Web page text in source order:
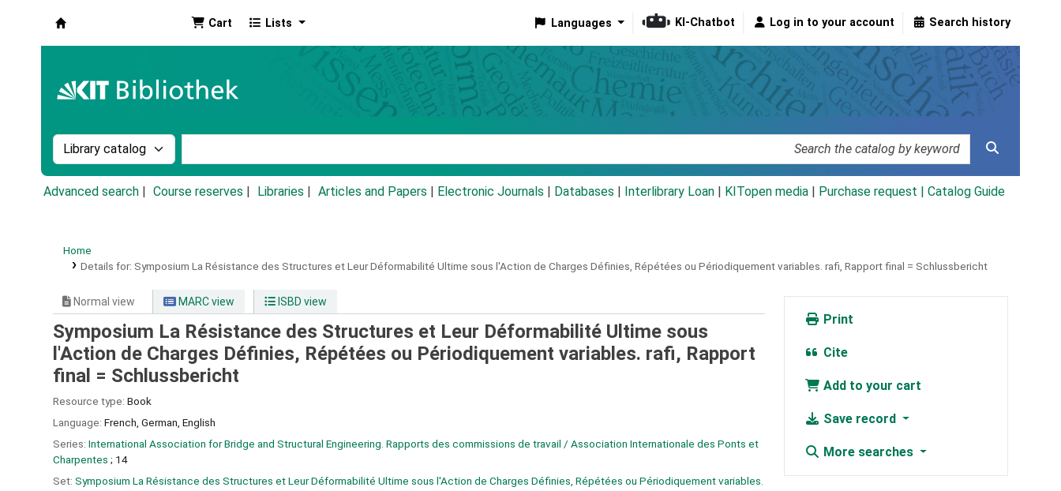
Cart Lists Languages KI-Chatbot Log in to your account Search history
Search the catalog by:
Advanced search Course reserves Libraries Articles and Papers Electronic Journals Databases Interlibrary Loan KITopen media Purchase request | Catalog Guide
Home
Details for: Symposium La Résistance des Structures et Leur Déformabilité Ultime sous l'Action de Charges Définies, Répétées ou Périodiquement variables. rafi, Rapport final = Schlussbericht
Normal view MARC view ISBD view
Symposium La Résistance des Structures et Leur Déformabilité Ultime sous
l'Action de Charges Définies, Répétées ou Périodiquement variables. rafi, Rapport
final = Schlussbericht
Resource type: Book
Language: French, German, English
Series: International Association for Bridge and Structural Engineering. Rapports des commissions de travail / Association Internationale des Ponts et
Charpentes ; 14
Set: Symposium La Résistance des Structures et Leur Déformabilité Ultime sous l'Action de Charges Définies, Répétées ou Périodiquement variables.
Print
Cite
Add to your cart
Save record
More searches